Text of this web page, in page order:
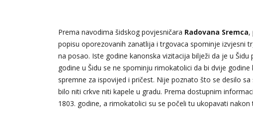
Prema navodima šidskog povjesničara Radovana Sremca,
popisu oporezovanih zanatlija i trgovaca spominje izvjesni
na posao. Iste godine kanonska vizitacija bilježi da je u
godine u Šidu se ne spominju rimokatolici da bi dvije
spremne za ispovijed i pričest. Nije poznato što se desilo
bilo niti crkve niti kapele u gradu. Prema dostupnim
1803. godine, a rimokatolici su se počeli tu ukopavati